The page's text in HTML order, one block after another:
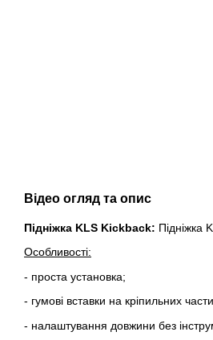
Відео огляд та опис
Підніжка KLS Kickback: Підніжка
Особливості:
- проста установка;
- гумові вставки на кріпильних
- налаштування довжини без